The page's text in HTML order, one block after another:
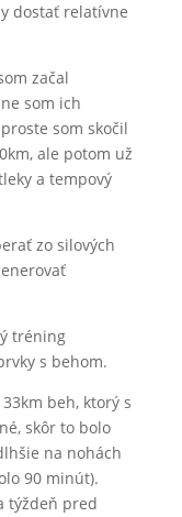
dostať relatívne
začal
som ich
som skočil
ale potom už
a tempový
zo silových
tréning
s behom.
beh, ktorý s
skôr to bolo
na nohách
90 minút).
týždeň pred